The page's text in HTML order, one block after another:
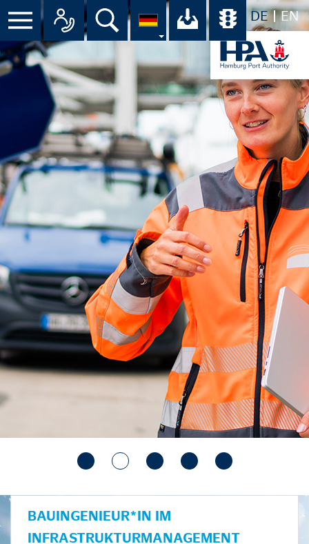
DE EN
Menü Alle Ansprechpartner im
Suche Ihr Download-
BAUINGENIEUR*IN IM
INFRASTRUKTURMANAGEMENT